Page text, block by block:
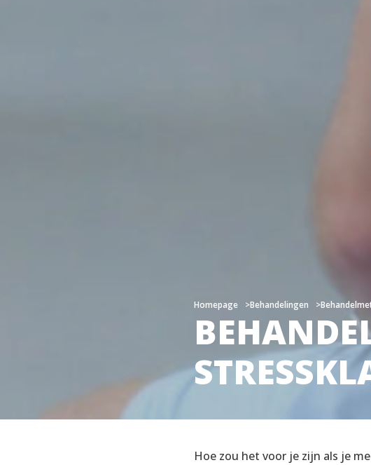
Homepage Behandelingen
Homepage Behandelingen
Hoe zou het voor je zijn als je